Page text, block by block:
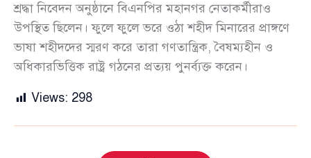
শ্রদ্ধা নিবেদন অনুষ্ঠানে বিএনপির মহানগর নেতাকর্মীরাও
উপস্থিত ছিলেন। ফুলে ফুলে ভরে ওঠা শহীদ মিনারের প্রাঙ্গণে
ভাষা শহীদদের স্মরণ করে তারা গণতান্ত্রিক, বৈষম্যহীন ও
অধিকারভিত্তিক রাষ্ট্র গঠনের প্রত্যয় পুনর্ব্যক্ত করেন।
Views: 298